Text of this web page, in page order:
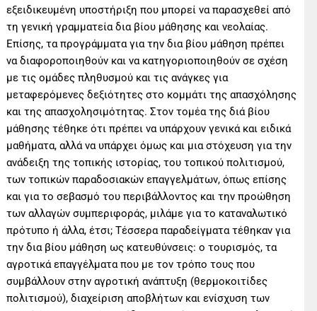
εξειδικευμένη υποστήριξη που μπορεί να παρασχεθεί από
τη γενική γραμματεία δια βίου μάθησης και νεολαίας.
Επίσης, τα προγράμματα για την δια βίου μάθηση πρέπει
να διαφοροποιηθούν και να κατηγοριοποιηθούν σε σχέση
με τις ομάδες πληθυσμού και τις ανάγκες για
μεταφερόμενες δεξιότητες στο κομμάτι της απασχόλησης
και της απασχολησιμότητας. Στον τομέα της διά βίου
μάθησης τέθηκε ότι πρέπει να υπάρχουν γενικά και ειδικά
μαθήματα, αλλά να υπάρχει όμως και μια στόχευση για την
ανάδειξη της τοπικής ιστορίας, του τοπικού πολιτισμού,
των τοπικών παραδοσιακών επαγγελμάτων, όπως επίσης
και για το σεβασμό του περιβάλλοντος και την προώθηση
των αλλαγών συμπεριφοράς, μιλάμε για το καταναλωτικό
πρότυπο ή άλλα, έτσι; Τέσσερα παραδείγματα τέθηκαν για
την δια βίου μάθηση ως κατευθύνσεις: ο τουρισμός, τα
αγροτικά επαγγέλματα που με τον τρόπο τους που
συμβάλλουν στην αγροτική ανάπτυξη (θερμοκοιτίδες
πολιτισμού), διαχείριση αποβλήτων και ενίσχυση των